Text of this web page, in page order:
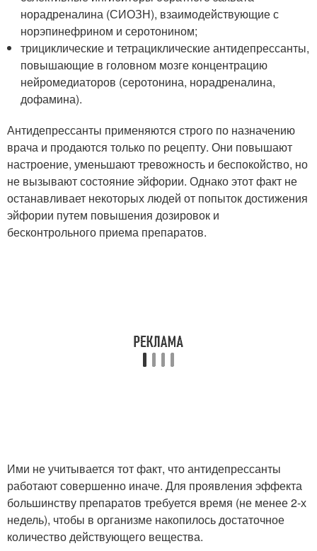
норадреналина (СИОЗН), взаимодействующие с
норэпинефрином и серотонином;
трициклические и тетрациклические антидепрессанты,
повышающие в головном мозге концентрацию
нейромедиаторов (серотонина, норадреналина,
дофамина).
Антидепрессанты применяются строго по назначению
врача и продаются только по рецепту. Они повышают
настроение, уменьшают тревожность и беспокойство, но
не вызывают состояние эйфории. Однако этот факт не
останавливает некоторых людей от попыток достижения
эйфории путем повышения дозировок и
бесконтрольного приема препаратов.
Ими не учитывается тот факт, что антидепрессанты
работают совершенно иначе. Для проявления эффекта
большинству препаратов требуется время (не менее 2-х
недель), чтобы в организме накопилось достаточное
количество действующего вещества.